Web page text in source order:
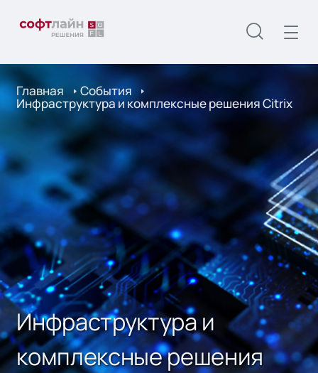
Главная События
Инфраструктура и комплексные решения Citrix
Инфраструктура и
комплексные решения